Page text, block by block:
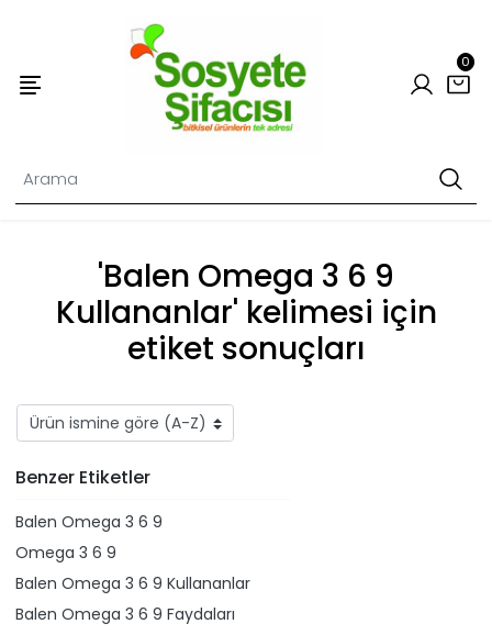
0
'Balen Omega 3 6 9
Kullananlar' kelimesi için
etiket sonuçları
Benzer Etiketler
Balen Omega 3 6 9
Omega 3 6 9
Balen Omega 3 6 9 Kullananlar
Balen Omega 3 6 9 Faydaları